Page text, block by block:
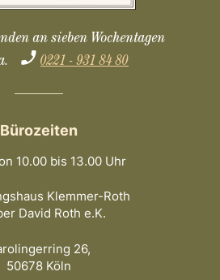
an sieben Wochentagen
0221 - 931 84 80
Bürozeiten
10.00 bis 13.00 Uhr
Klemmer-Roth
David Roth e.K.
26,
50678 Köln